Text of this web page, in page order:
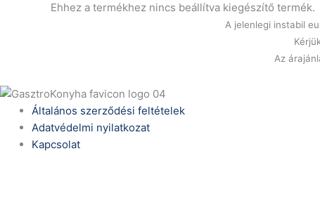
Ehhez a termékhez nincs beállítva kiegészítő termék.
A jelenlegi instabil
Az
Általános szerződési feltételek
Adatvédelmi nyilatkozat
Kapcsolat